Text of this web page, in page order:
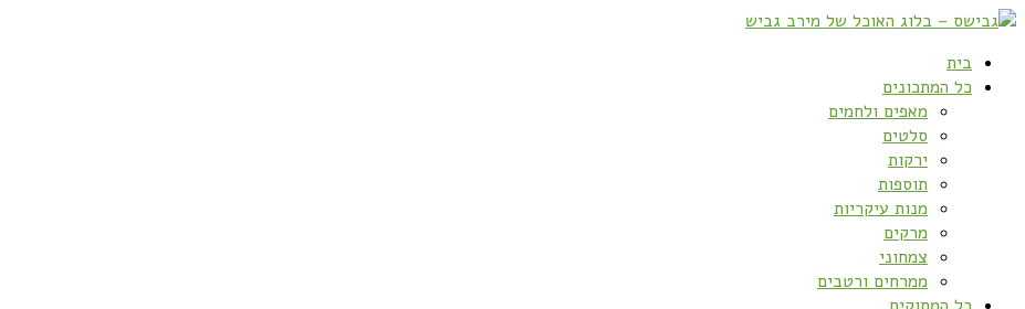
בית
כל המתכונים
מאפים ולחמים
סלטים
ירקות
תוספות
מנות עיקריות
מרקים
צמחוני
ממרחים ורטבים